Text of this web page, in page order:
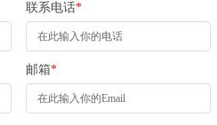
联系电话*
邮箱*